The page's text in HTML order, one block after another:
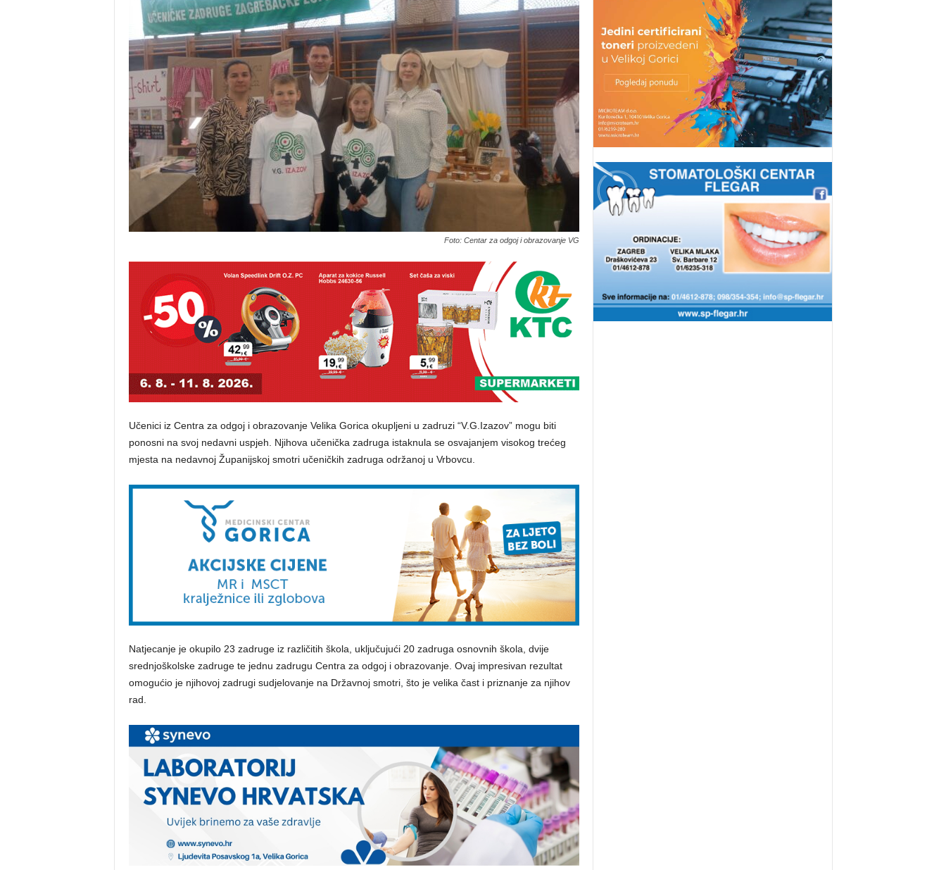
Foto: Centar za odgoj i obrazovanje VG
Učenici iz Centra za odgoj i obrazovanje Velika Gorica okupljeni u zadruzi “V.G.Izazov” mogu biti
ponosni na svoj nedavni uspjeh. Njihova učenička zadruga istaknula se osvajanjem visokog trećeg
mjesta na nedavnoj Županijskoj smotri učeničkih zadruga održanoj u Vrbovcu.
Natjecanje je okupilo 23 zadruge iz različitih škola, uključujući 20 zadruga osnovnih škola, dvije
srednjoškolske zadruge te jednu zadrugu Centra za odgoj i obrazovanje. Ovaj impresivan rezultat
omogućio je njihovoj zadrugi sudjelovanje na Državnoj smotri, što je velika čast i priznanje za njihov
rad.